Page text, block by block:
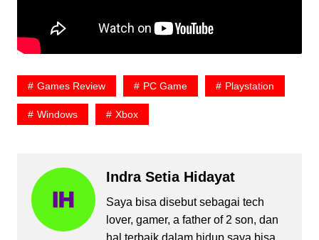
Games Review PC Game Playstation
Windows Xbox
Indra Setia Hidayat
Saya bisa disebut sebagai tech
lover, gamer, a father of 2 son, dan